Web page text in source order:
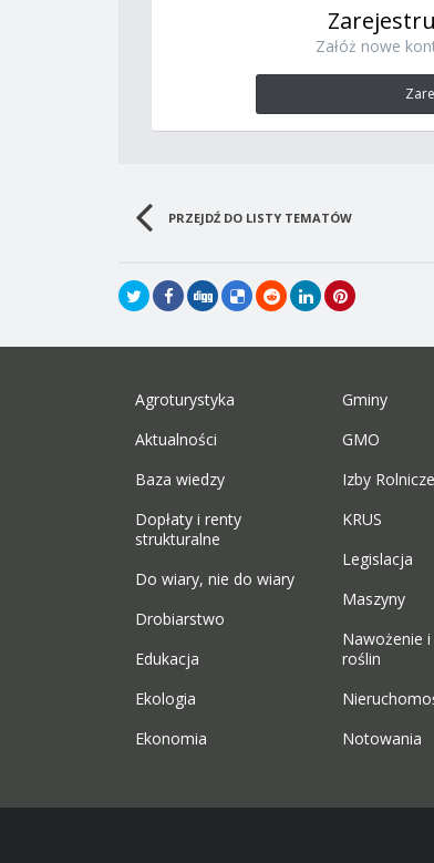
Załóż nowe
PRZEJDŹ DO LISTY TEMATÓW
Agroturystyka
Aktualności
Baza wiedzy
Dopłaty i renty
strukturalne
Do wiary, nie do wiary
Drobiarstwo
Edukacja
Ekologia
Ekonomia
Gminy
GMO
Izby Rolnicze
KRUS
Legislacja
Maszyny
Nawożenie
roślin
Notowania